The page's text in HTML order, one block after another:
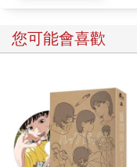
您可能會喜歡